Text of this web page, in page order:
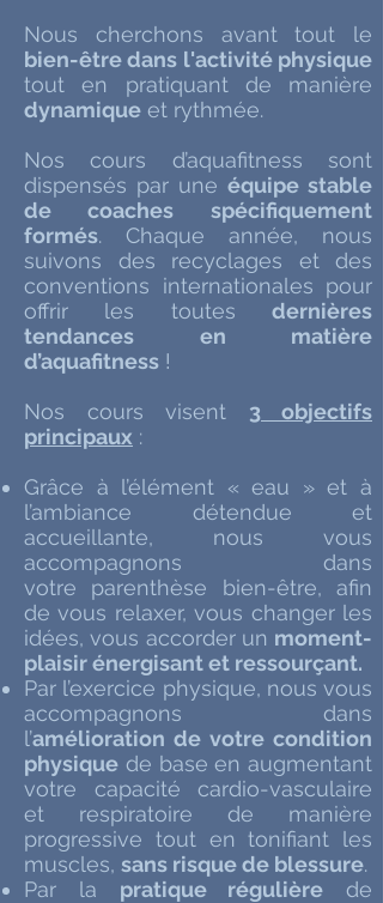
Nous cherchons avant tout le
bien-être dans l'activité physique
tout en pratiquant de manière
dynamique et rythmée.
Nos cours d’aquafitness sont
dispensés par une équipe stable
de coaches
spécifiquement
formés. Chaque année, nous
suivons des recyclages et des
conventions internationales pour
offrir les toutes dernières
tendances en matière
d’aquafitness !
Nos cours visent 3 objectifs
principaux :
Grâce à l’élément « eau » et à
l’ambiance détendue et
accueillante, nous vous
accompagnons dans
votre parenthèse bien-être, afin
de vous relaxer, vous changer les
idées, vous accorder un moment-
plaisir énergisant et ressourçant.
Par l’exercice physique, nous vous
accompagnons dans
l’amélioration de votre condition
physique de base en augmentant
votre capacité cardio-vasculaire
et respiratoire de manière
progressive tout en tonifiant les
muscles, sans risque de blessure.
Par la pratique régulière de